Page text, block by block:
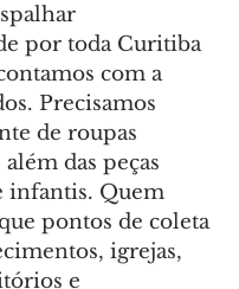
por toda Curitiba
com a
Precisamos
de roupas
das peças
infantis. Quem
pontos de coleta
igrejas,
e